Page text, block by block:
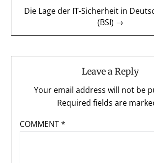
Die Lage der IT-Sicherheit in
(BSI) →
Leave a Reply
Your email address will not be
Required fields are
COMMENT*